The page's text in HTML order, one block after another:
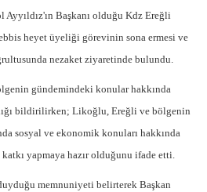
Başkanı olduğu Kdz Ereğli
heyet üyeliği görevinin sona ermesi ve
nezaket ziyaretinde bulundu.
gündemindeki konular hakkında
bildirilirken; Likoğlu, Ereğli ve bölgenin
sosyal ve ekonomik konuları hakkında
yapmaya hazır olduğunu ifade etti.
memnuniyeti belirterek Başkan